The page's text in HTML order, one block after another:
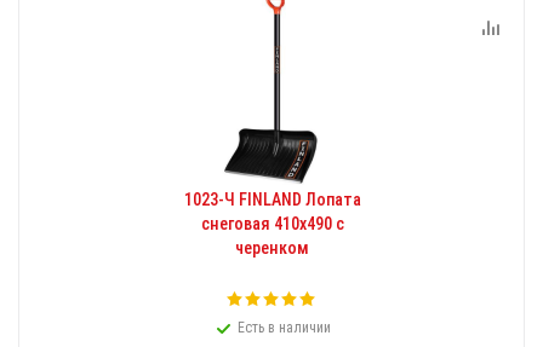
1023-Ч FINLAND Лопата
снеговая 410х490 с
черенком
Есть в наличии